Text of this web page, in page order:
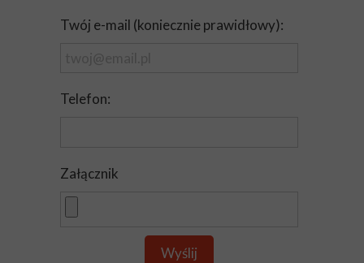
Twój e-mail (koniecznie prawidłowy):
Telefon:
Załącznik
Wyślij